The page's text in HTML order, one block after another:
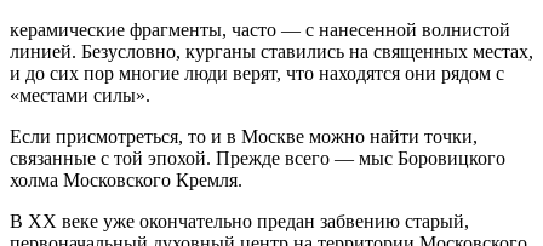
керамические фрагменты, часто — с нанесенной волнистой
линией. Безусловно, курганы ставились на священных местах,
и до сих пор многие люди верят, что находятся они рядом с
«местами силы».
Если присмотреться, то и в Москве можно найти точки,
связанные с той эпохой. Прежде всего — мыс Боровицкого
холма Московского Кремля.
В XX веке уже окончательно предан забвению старый,